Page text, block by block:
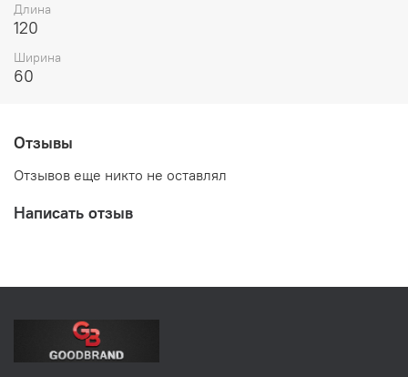
Длина
120
Ширина
60
Отзывы
Отзывов еще никто не оставлял
Написать отзыв